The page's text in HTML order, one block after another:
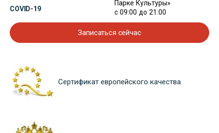
COVID-19
Парке Культуры»
с 09:00 до 21:00
Записаться сейчас
Сертификат европейского качества